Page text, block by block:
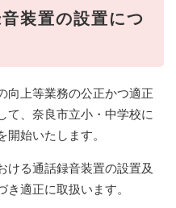
装置の設置につ
向上等業務の公正かつ適正
て、奈良市立小・中学校に
始いたします。
ける通話録音装置の設置及
適正に取扱います。